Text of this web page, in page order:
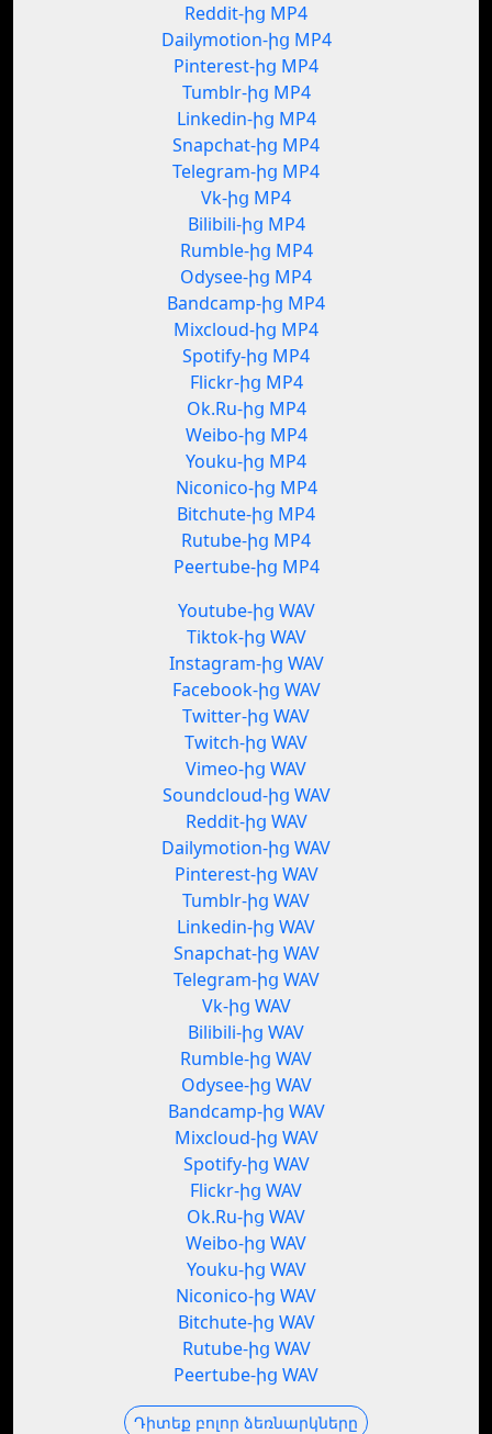
Reddit-ից MP4
Dailymotion-ից MP4
Pinterest-ից MP4
Tumblr-ից MP4
Linkedin-ից MP4
Snapchat-ից MP4
Telegram-ից MP4
Vk-ից MP4
Bilibili-ից MP4
Rumble-ից MP4
Odysee-ից MP4
Bandcamp-ից MP4
Mixcloud-ից MP4
Spotify-ից MP4
Flickr-ից MP4
Ok.Ru-ից MP4
Weibo-ից MP4
Youku-ից MP4
Niconico-ից MP4
Bitchute-ից MP4
Rutube-ից MP4
Peertube-ից MP4
Youtube-ից WAV
Tiktok-ից WAV
Instagram-ից WAV
Facebook-ից WAV
Twitter-ից WAV
Twitch-ից WAV
Vimeo-ից WAV
Soundcloud-ից WAV
Reddit-ից WAV
Dailymotion-ից WAV
Pinterest-ից WAV
Tumblr-ից WAV
Linkedin-ից WAV
Snapchat-ից WAV
Telegram-ից WAV
Vk-ից WAV
Bilibili-ից WAV
Rumble-ից WAV
Odysee-ից WAV
Bandcamp-ից WAV
Mixcloud-ից WAV
Spotify-ից WAV
Flickr-ից WAV
Ok.Ru-ից WAV
Weibo-ից WAV
Youku-ից WAV
Niconico-ից WAV
Bitchute-ից WAV
Rutube-ից WAV
Peertube-ից WAV
Դիտեք բոլոր ձեռնարկները